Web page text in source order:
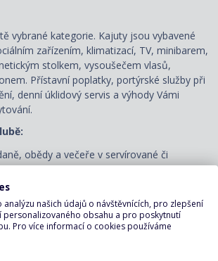
vybrané kategorie. Kajuty jsou vybavené
zařízením, klimatizací, TV, minibarem,
stolkem, vysoušečem vlasů,
Přístavní poplatky, portýrské služby při
denní úklidový servis a výhody Vámi
obědy a večeře v servírované či
restauraci: voda, káva, čaj u snídaně
hodinách, u oběda a večeře voda.
našich údajů o návštěvnících, pro zlepšení
personalizovaného obsahu a pro poskytnutí
Pro více informací o cookies používáme